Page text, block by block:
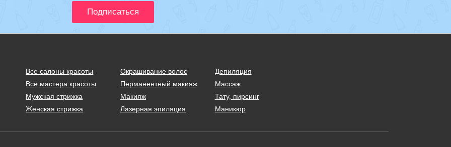
Все салоны красоты
Все мастера красоты
Мужская стрижка
Женская стрижка
Окрашивание волос
Перманентный макияж
Макияж
Лазерная эпиляция
Депиляция
Массаж
Тату, пирсинг
Маникюр